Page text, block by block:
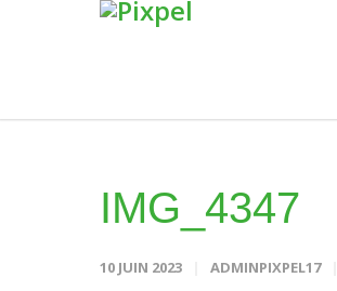
IMG_4347
10 JUIN 2023 ADMINPIXPEL17